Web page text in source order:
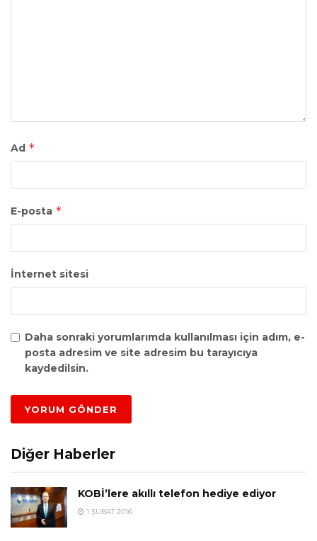
Ad *
E-posta *
İnternet sitesi
Daha sonraki yorumlarımda kullanılması için adım, e-
posta adresim ve site adresim bu tarayıcıya
kaydedilsin.
Diğer Haberler
KOBİ’lere akıllı telefon hediye ediyor
1 ŞUBAT 2016